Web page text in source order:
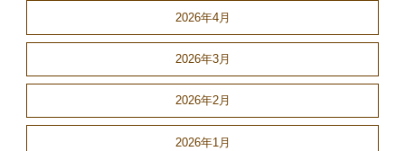
2026年4月
2026年3月
2026年2月
2026年1月